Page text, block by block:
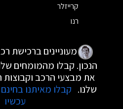
קרייזלר
רנו
מעוניינים ברכישת
הנכון. קבלו מהמומחים
את מבצעי הרכב וקבוצות
שלנו. קבלו מאיתנו
עכשיו